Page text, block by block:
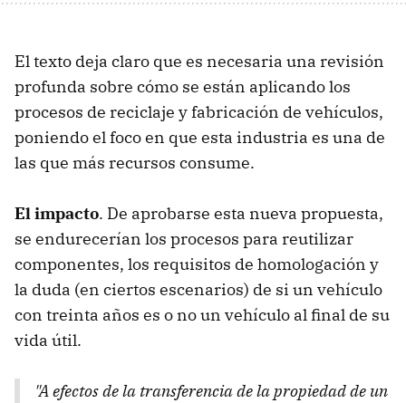
El texto deja claro que es necesaria una revisión
profunda sobre cómo se están aplicando los
procesos de reciclaje y fabricación de vehículos,
poniendo el foco en que esta industria es una de
las que más recursos consume.
El impacto. De aprobarse esta nueva propuesta,
se endurecerían los procesos para reutilizar
componentes, los requisitos de homologación y
la duda (en ciertos escenarios) de si un vehículo
con treinta años es o no un vehículo al final de su
vida útil.
"A efectos de la transferencia de la propiedad de un